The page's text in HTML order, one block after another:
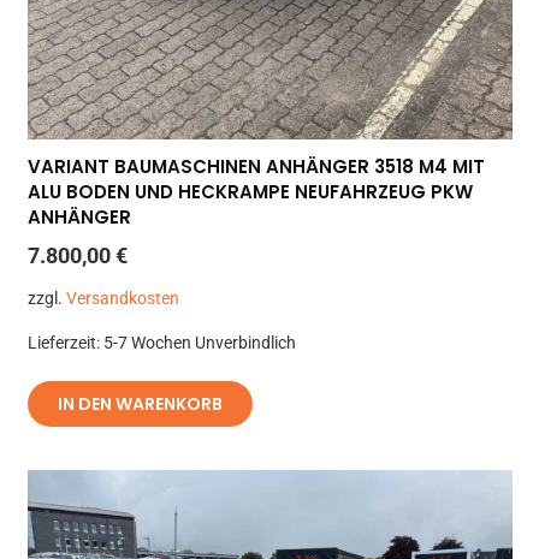
VARIANT BAUMASCHINEN ANHÄNGER 3518 M4 MIT
ALU BODEN UND HECKRAMPE NEUFAHRZEUG PKW
ANHÄNGER
7.800,00€
zzgl. Versandkosten
Lieferzeit: 5-7 Wochen Unverbindlich
IN DEN WARENKORB